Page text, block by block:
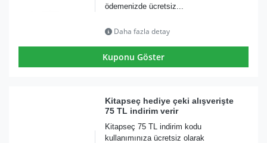
ödemenizde ücretsiz...
Daha fazla detay
Kuponu Göster
Kitapseç hediye çeki alışverişte
75 TL indirim verir
Kitapseç 75 TL indirim kodu
kullanımınıza ücretsiz olarak